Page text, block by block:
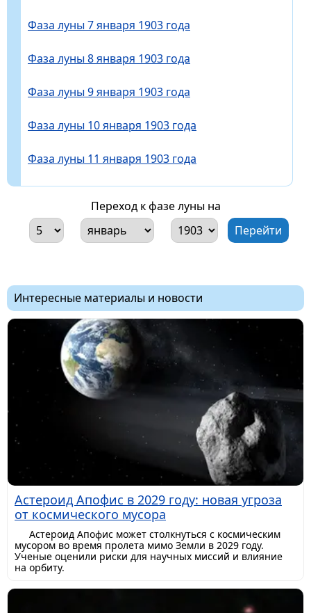
Фаза луны 7 января 1903 года
Фаза луны 8 января 1903 года
Фаза луны 9 января 1903 года
Фаза луны 10 января 1903 года
Фаза луны 11 января 1903 года
Переход к фазе луны на
Интересные материалы и новости
Астероид Апофис в 2029 году: новая угроза
от космического мусора
Астероид Апофис может столкнуться с космическим
мусором во время пролета мимо Земли в 2029 году.
Ученые оценили риски для научных миссий и влияние
на орбиту.